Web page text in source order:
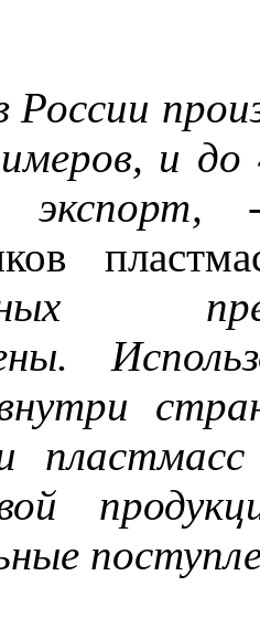
России
и
экспорт,